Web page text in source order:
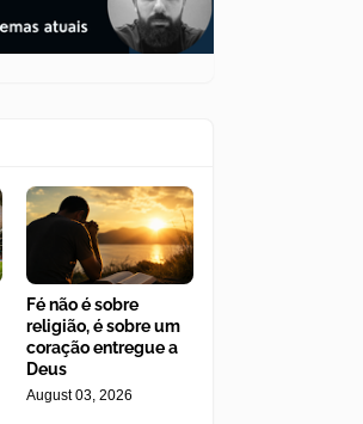
Fé não é sobre
religião, é sobre um
coração entregue a
Deus
August 03, 2026